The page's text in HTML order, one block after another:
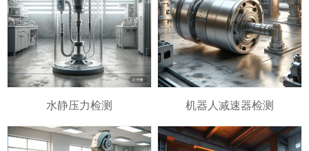
水静压力检测 机器人减速器检测